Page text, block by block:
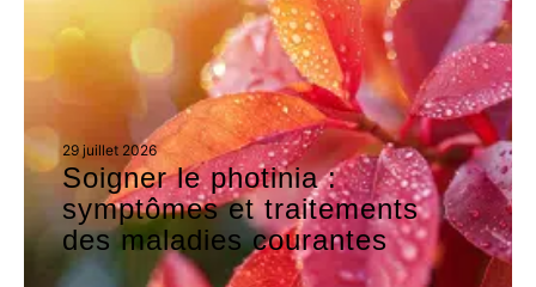
29 juillet 2026
Soigner le photinia :
symptômes et traitements
des maladies courantes